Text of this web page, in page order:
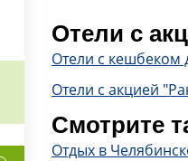
Отели с
Отели с кешбеком
Отели с акцией
Смотрите
Отдых в